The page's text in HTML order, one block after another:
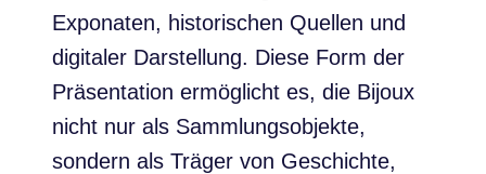
Exponaten, historischen Quellen und
digitaler Darstellung. Diese Form der
Präsentation ermöglicht es, die Bijoux
nicht nur als Sammlungsobjekte,
sondern als Träger von Geschichte,